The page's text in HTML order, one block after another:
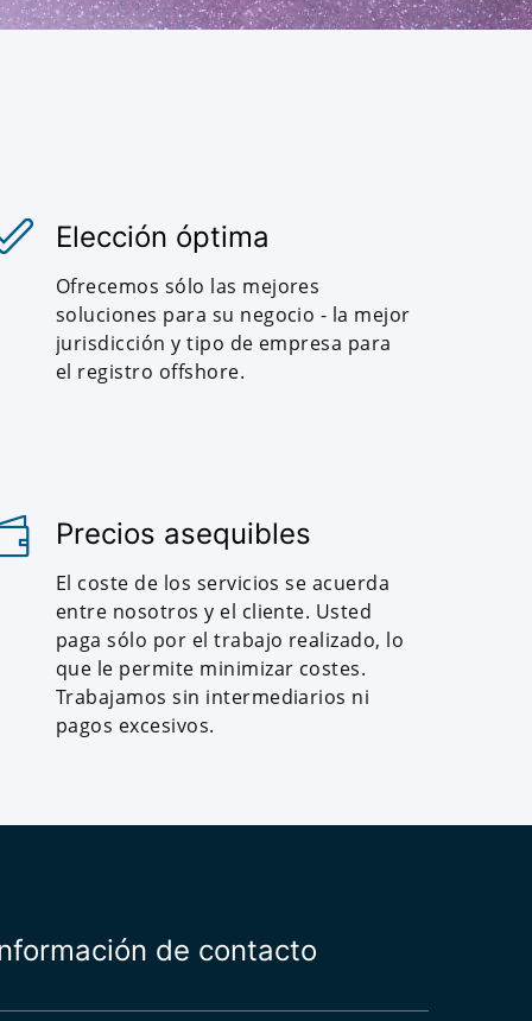
Elección óptima
Ofrecemos sólo las mejores
soluciones para su negocio - la mejor
jurisdicción y tipo de empresa para
el registro offshore.
Precios asequibles
El coste de los servicios se acuerda
entre nosotros y el cliente. Usted
paga sólo por el trabajo realizado, lo
que le permite minimizar costes.
Trabajamos sin intermediarios ni
pagos excesivos.
de contacto